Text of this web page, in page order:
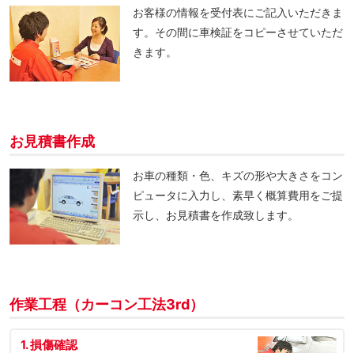
お客様の情報を受付表にご記入いただきま
す。その間に車検証をコピーさせていただ
きます。
お見積書作成
お車の種類・色、キズの形や大きさをコン
ピュータに入力し、素早く概算費用をご提
示し、お見積書を作成致します。
作業工程（カーコン工法3rd）
1. 損傷確認